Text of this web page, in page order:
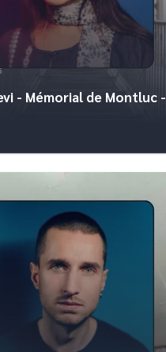
- Mémorial de Montluc -